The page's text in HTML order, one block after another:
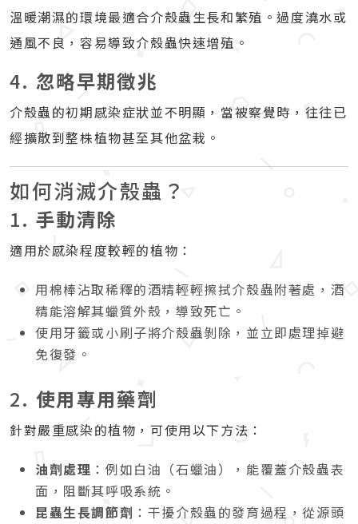
溫暖潮濕的環境最適合介殼蟲生長和繁殖。過度澆水或
通風不良，容易導致介殼蟲快速增殖。
4. 忽略早期徵兆
介殼蟲的初期感染症狀並不明顯，當被察覺時，往往已
經擴散到整株植物甚至其他盆栽。
如何消滅介殼蟲？
1.手動清除
適用於感染程度較輕的植物：
用棉棒沾取稀釋的酒精輕輕擦拭介殼蟲附著處，酒
精能溶解其蠟質外殼，導致死亡。
使用牙籤或小刷子將介殼蟲剝除，並立即處理掉避
免復發。
2. 使用專用藥劑
針對嚴重感染的植物，可使用以下方法：
油劑處理 ：例如白油（石蠟油），能覆蓋介殼蟲表
面，阻斷其呼吸系統。
昆蟲生長調節劑 ：干擾介殼蟲的發育過程，從源頭